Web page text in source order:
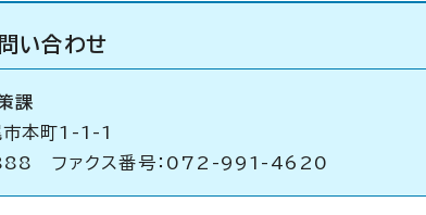
い合わせ
課
本町1-1-1
ファクス番号：072-991-4620